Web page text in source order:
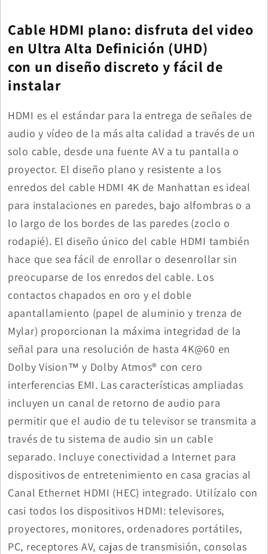
Cable HDMI plano: disfruta del video
en Ultra Alta Definición (UHD)
con un diseño discreto y fácil de
instalar
HDMI es el estándar para la entrega de señales de
audio y vídeo de la más alta calidad a través de un
solo cable, desde una fuente AV a tu pantalla o
proyector. El diseño plano y resistente a los
enredos del cable HDMI 4K de Manhattan es ideal
para instalaciones en paredes, bajo alfombras o a
lo largo de los bordes de las paredes (zoclo o
rodapié). El diseño único del cable HDMI también
hace que sea fácil de enrollar o desenrollar sin
preocuparse de los enredos del cable. Los
contactos chapados en oro y el doble
apantallamiento (papel de aluminio y trenza de
Mylar) proporcionan la máxima integridad de la
señal para una resolución de hasta 4K@60 en
Dolby Vision™ y Dolby Atmos® con cero
interferencias EMI. Las características ampliadas
incluyen un canal de retorno de audio para
permitir que el audio de tu televisor se transmita a
través de tu sistema de audio sin un cable
separado. Incluye conectividad a Internet para
dispositivos de entretenimiento en casa gracias al
Canal Ethernet HDMI (HEC) integrado. Utilízalo con
casi todos los dispositivos HDMI: televisores,
proyectores, monitores, ordenadores portátiles,
PC, receptores AV, cajas de transmisión, consolas